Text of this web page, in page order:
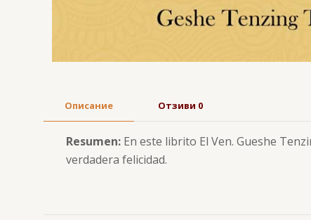
Описание Отзиви 0
Resumen: En este librito El Ven. Gueshe
verdadera felicidad.